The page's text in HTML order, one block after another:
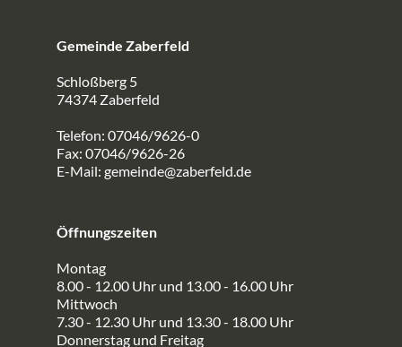
Gemeinde Zaberfeld
Schloßberg 5
74374 Zaberfeld
Telefon: 07046/9626-0
Fax: 07046/9626-26
E-Mail: gemeinde@zaberfeld.de
Öffnungszeiten
Montag
8.00 - 12.00 Uhr und 13.00 - 16.00 Uhr
Mittwoch
7.30 - 12.30 Uhr und 13.30 - 18.00 Uhr
Donnerstag und Freitag